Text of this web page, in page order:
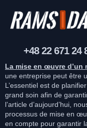
+48 22 671 24
La mise en œuvre d’un
une entreprise peut être
L’essentiel est de
grand soin afin de
l’article d’aujourd’hui,
processus de mise en
en compte pour garantir